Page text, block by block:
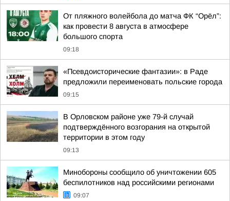
От пляжного волейбола до матча ФК “Орёл”:
как провести 8 августа в атмосфере
большого спорта
09:18
«Псевдоисторические фантазии»: в Раде
предложили переименовать польские города
09:15
В Орловском районе уже 79-й случай
подтверждённого возгорания на открытой
территории в этом году
09:13
Минобороны сообщило об уничтожении 605
беспилотников над российскими регионами
09:07